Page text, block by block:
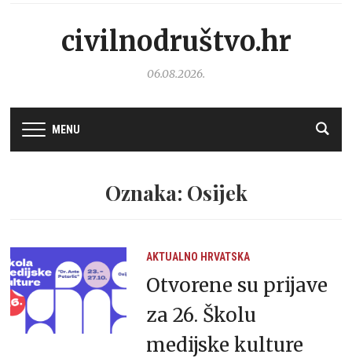
civilnodruštvo.hr
06.08.2026.
MENU
Oznaka: Osijek
AKTUALNO HRVATSKA
Otvorene su prijave
za 26. Školu
medijske kulture